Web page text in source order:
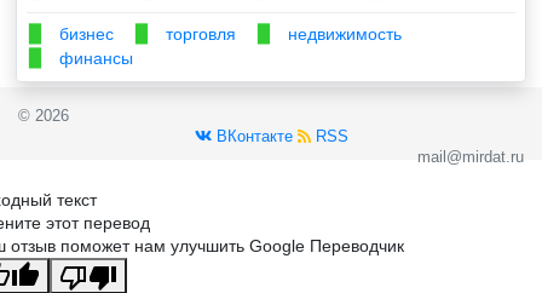
бизнес торговля недвижимость
финансы
© 2026
ВКонтакте
RSS
mail@mirdat.ru
текст
этот перевод
отзыв поможет нам улучшить Google Переводчик